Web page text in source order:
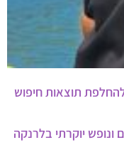
תוצאות חיפוש